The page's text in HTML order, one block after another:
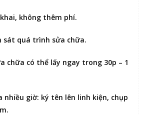
không thêm phí.
sát quá trình sửa chữa.
chữa có thể lấy ngay trong 30p – 1
nhiều giờ: ký tên lên linh kiện, chụp